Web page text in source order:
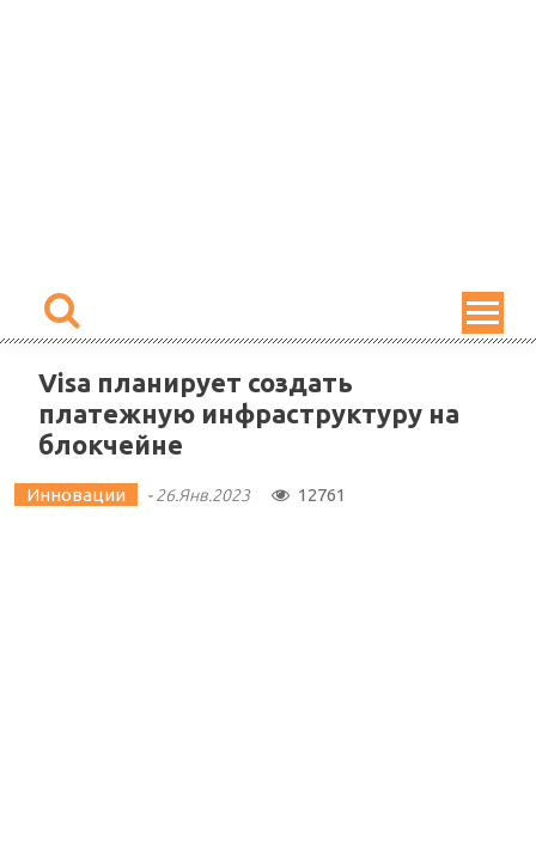
Visa планирует создать
платежную инфраструктуру на
блокчейне
Инновации -26.Янв.2023 12761